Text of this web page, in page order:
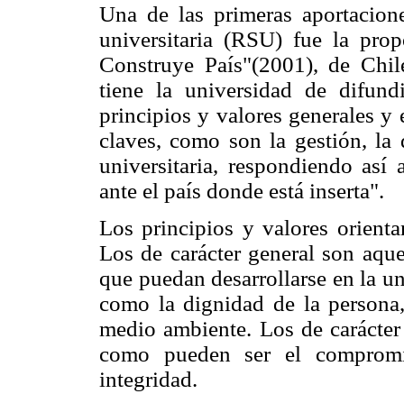
Una de las primeras
universitaria (RSU) fue la
Construye País"(2001), de
tiene la universidad de
principios y valores generales y
claves, como son la gestión,
universitaria, respondiendo
ante el país donde está inserta".
Los principios y valores
Los de carácter general son
que puedan desarrollarse en la
como la dignidad de la
medio ambiente. Los de
como pueden ser el
integridad.